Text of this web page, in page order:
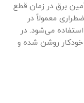
برق در زمان قطع
معمولاً در
می‌شود. در
خودکار روشن شده و